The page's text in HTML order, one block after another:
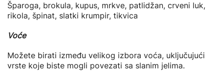
Šparoga, brokula, kupus, mrkve, patlidžan, crveni luk,
rikola, špinat, slatki krumpir, tikvica
Voće
Možete birati između velikog izbora voća, uključujući
vrste koje biste mogli povezati sa slanim jelima.